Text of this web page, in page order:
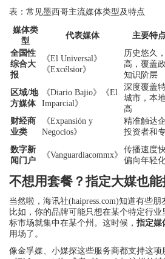
表：常见墨西哥主流媒体类型及特点
媒体类
型
代表媒体 主要特
全国性
综合大
报
《El Universal》
《Excélsior》
历史悠久
高，覆盖
知识阶层
区域/地
方媒体
《Diario Bajio》《El
Imparcial》
深度覆盖
城市，本
高
财经商
业类
《Expansión y
Negocios》
精准触达
投资者和
数字新
闻门户
《Vanguardiacommx》
传播速度
偏向年轻
不想用套餐？指定大媒也能
当然啦，海讯社(haipress.com)知道有些朋
比如，你的品牌可能只想在某个特定行业
标市场就集中在某个州。这时候， 指定媒
用场了。
像金孚媒、小媒探这些服务商都支持这